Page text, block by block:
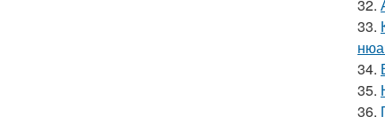
32.
33.
34.
35.
36.